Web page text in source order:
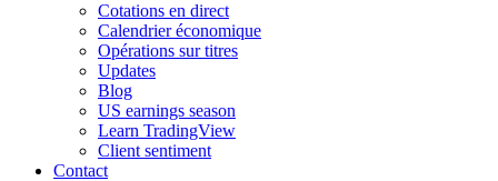
Cotations en direct
Calendrier économique
Opérations sur titres
Updates
Blog
US earnings season
Learn TradingView
Client sentiment
Contact